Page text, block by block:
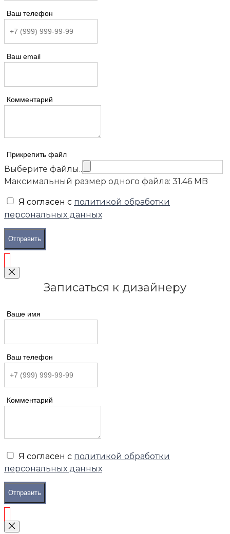
Ваш телефон
Ваш email
Комментарий
Прикрепить файл
Выберите файлы..
Максимальный размер одного файла: 31.46 MB
Я согласен с политикой обработки
персональных данных
Отправить
Записаться к дизайнеру
Ваше имя
Ваш телефон
Комментарий
Я согласен с политикой обработки
персональных данных
Отправить